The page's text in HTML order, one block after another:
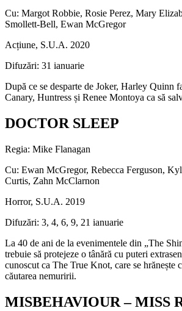
Cu: Margot Robbie, Rosie Perez, Mary
Smollett-Bell, Ewan McGregor
Acțiune, S.U.A. 2020
Difuzări: 31 ianuarie
După ce se desparte de Joker, Harley Quinn
Canary, Huntress și Renee Montoya ca să
DOCTOR SLEEP
Regia: Mike Flanagan
Cu: Ewan McGregor, Rebecca Ferguson,
Curtis, Zahn McClarnon
Horror, S.U.A. 2019
Difuzări: 3, 4, 6, 9, 21 ianuarie
La 40 de ani de la evenimentele din „The
trebuie să protejeze o tânără cu puteri
cunoscut ca The True Knot, care se hrănește
căutarea nemuririi.
MISBEHAVIOUR – MISS